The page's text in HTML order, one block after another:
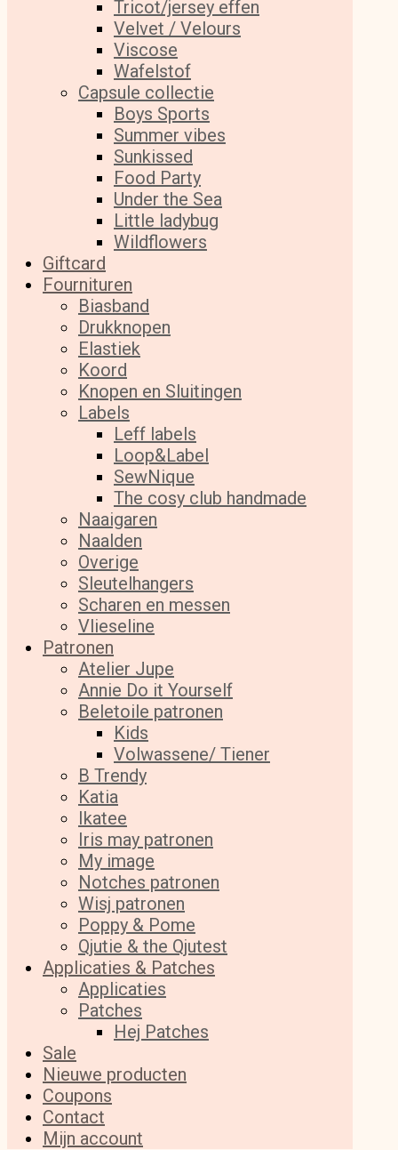
Tricot/jersey effen
Velvet / Velours
Viscose
Wafelstof
Capsule collectie
Boys Sports
Summer vibes
Sunkissed
Food Party
Under the Sea
Little ladybug
Wildflowers
Giftcard
Fournituren
Biasband
Drukknopen
Elastiek
Koord
Knopen en Sluitingen
Labels
Leff labels
Loop&Label
SewNique
The cosy club handmade
Naaigaren
Naalden
Overige
Sleutelhangers
Scharen en messen
Vlieseline
Patronen
Atelier Jupe
Annie Do it Yourself
Beletoile patronen
Kids
Volwassene/ Tiener
B Trendy
Katia
Ikatee
Iris may patronen
My image
Notches patronen
Wisj patronen
Poppy & Pome
Qjutie & the Qjutest
Applicaties & Patches
Applicaties
Patches
Hej Patches
Sale
Nieuwe producten
Coupons
Contact
Mijn account